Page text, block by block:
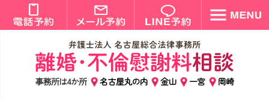
事務所は4か所 名古屋丸の内 金山 一宮 岡崎